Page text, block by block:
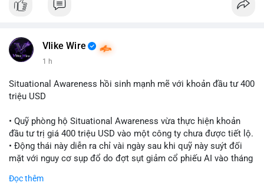
Vlike Wire
1 h
Situational Awareness hồi sinh mạnh mẽ với khoản đầu tư 400
triệu USD
• Quỹ phòng hộ Situational Awareness vừa thực hiện khoản
đầu tư trị giá 400 triệu USD vào một công ty chưa được tiết lộ.
• Động thái này diễn ra chỉ vài ngày sau khi quỹ này suýt đối
mặt với nguy cơ sụp đổ do đợt sụt giảm cổ phiếu AI vào tháng
• Sự trở lại này đánh dấu bước phục hồi đáng chú ý của quỹ
Đọc thêm